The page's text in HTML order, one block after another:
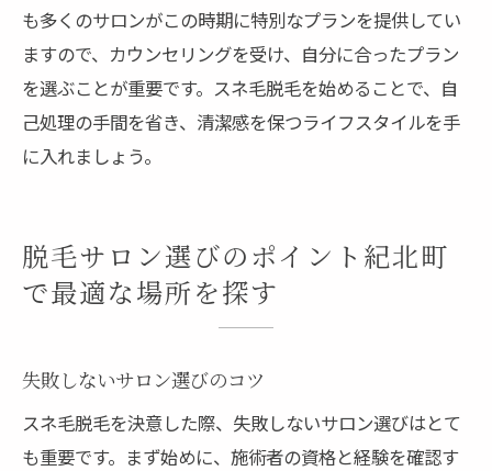
も多くのサロンがこの時期に特別なプランを提供してい
ますので、カウンセリングを受け、自分に合ったプラン
を選ぶことが重要です。スネ毛脱毛を始めることで、自
己処理の手間を省き、清潔感を保つライフスタイルを手
に入れましょう。
脱毛サロン選びのポイント紀北町
で最適な場所を探す
失敗しないサロン選びのコツ
スネ毛脱毛を決意した際、失敗しないサロン選びはとて
も重要です。まず始めに、施術者の資格と経験を確認す